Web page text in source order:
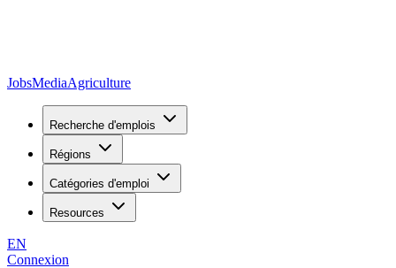
JobsMediaAgriculture
Recherche d'emplois
Régions
Catégories d'emploi
Resources
EN
Connexion